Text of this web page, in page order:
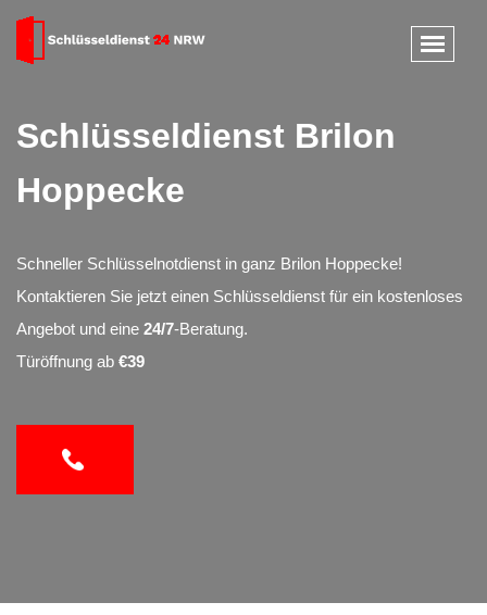
Schlüsseldienst Brilon
Hoppecke
Schneller Schlüsselnotdienst in ganz Brilon Hoppecke!
Kontaktieren Sie jetzt einen Schlüsseldienst für ein kostenloses
Angebot und eine 24/7-Beratung.
Türöffnung ab €39